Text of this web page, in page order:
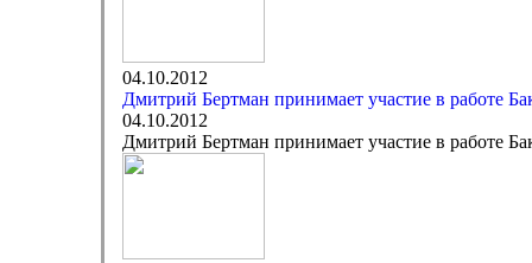
04.10.2012
Дмитрий Бертман принимает участие в работе
04.10.2012
Дмитрий Бертман принимает участие в работе